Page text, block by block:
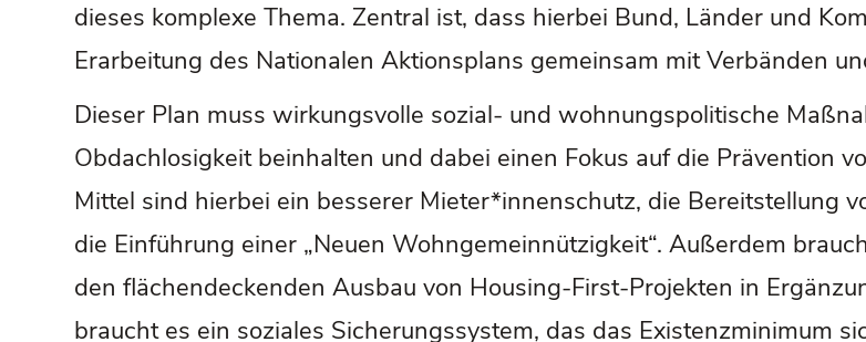
dieses komplexe Thema. Zentral ist, dass hierbei Bund, Länder und
Erarbeitung des Nationalen Aktionsplans gemeinsam mit Verbänden
Dieser Plan muss wirkungsvolle sozial- und wohnungspolitische
Obdachlosigkeit beinhalten und dabei einen Fokus auf die Prävention
Mittel sind hierbei ein besserer Mieter*innenschutz, die Bereitstellung
die Einführung einer „Neuen Wohngemeinnützigkeit“. Außerdem
den flächendeckenden Ausbau von Housing-First-Projekten in
braucht es ein soziales Sicherungssystem, das das Existenzminimum